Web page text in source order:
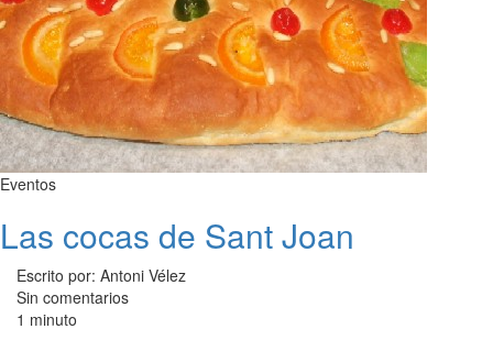
Eventos
Las cocas de Sant Joan
Escrito por: Antoni Vélez
Sin comentarios
1 minuto